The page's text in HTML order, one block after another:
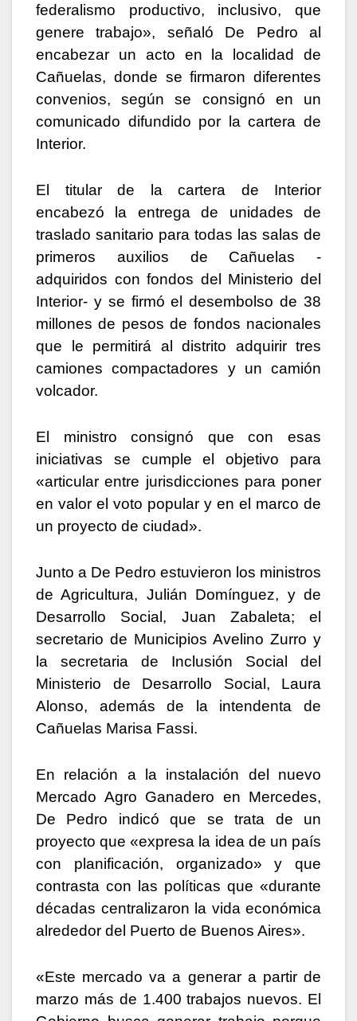
federalismo productivo, inclusivo, que
genere trabajo», señaló De Pedro al
encabezar un acto en la localidad de
Cañuelas, donde se firmaron diferentes
convenios, según se consignó en un
comunicado difundido por la cartera de
Interior.
El titular de la cartera de Interior
encabezó la entrega de unidades de
traslado sanitario para todas las salas de
primeros auxilios de Cañuelas -
adquiridos con fondos del Ministerio del
Interior- y se firmó el desembolso de 38
millones de pesos de fondos nacionales
que le permitirá al distrito adquirir tres
camiones compactadores y un camión
volcador.
El ministro consignó que con esas
iniciativas se cumple el objetivo para
«articular entre jurisdicciones para poner
en valor el voto popular y en el marco de
un proyecto de ciudad».
Junto a De Pedro estuvieron los ministros
de Agricultura, Julián Domínguez, y de
Desarrollo Social, Juan Zabaleta; el
secretario de Municipios Avelino Zurro y
la secretaria de Inclusión Social del
Ministerio de Desarrollo Social, Laura
Alonso, además de la intendenta de
Cañuelas Marisa Fassi.
En relación a la instalación del nuevo
Mercado Agro Ganadero en Mercedes,
De Pedro indicó que se trata de un
proyecto que «expresa la idea de un país
con planificación, organizado» y que
contrasta con las políticas que «durante
décadas centralizaron la vida económica
alrededor del Puerto de Buenos Aires».
«Este mercado va a generar a partir de
marzo más de 1.400 trabajos nuevos. El